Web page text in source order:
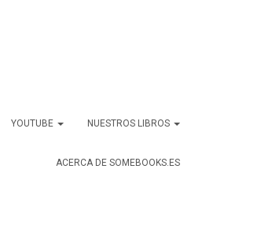
YOUTUBE NUESTROS LIBROS
ACERCA DE SOMEBOOKS.ES